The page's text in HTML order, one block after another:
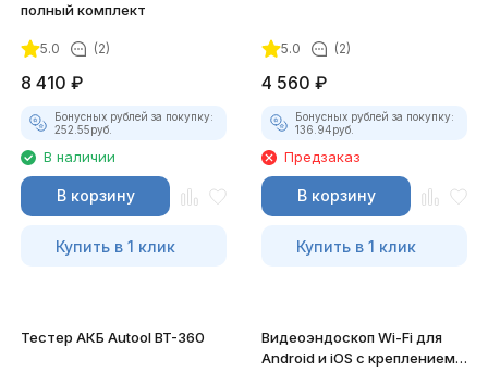
полный комплект
5.0 (2)
8 410 ₽
Бонусных рублей за покупку:
252.55руб.
В наличии
В корзину
Купить в 1 клик
5.0 (2)
4 560 ₽
Бонусных рублей за покупку:
136.94руб.
Предзаказ
В корзину
Купить в 1 клик
Тестер АКБ Autool BT-360
Видеоэндоскоп Wi-Fi для
Android и iOS с креплением